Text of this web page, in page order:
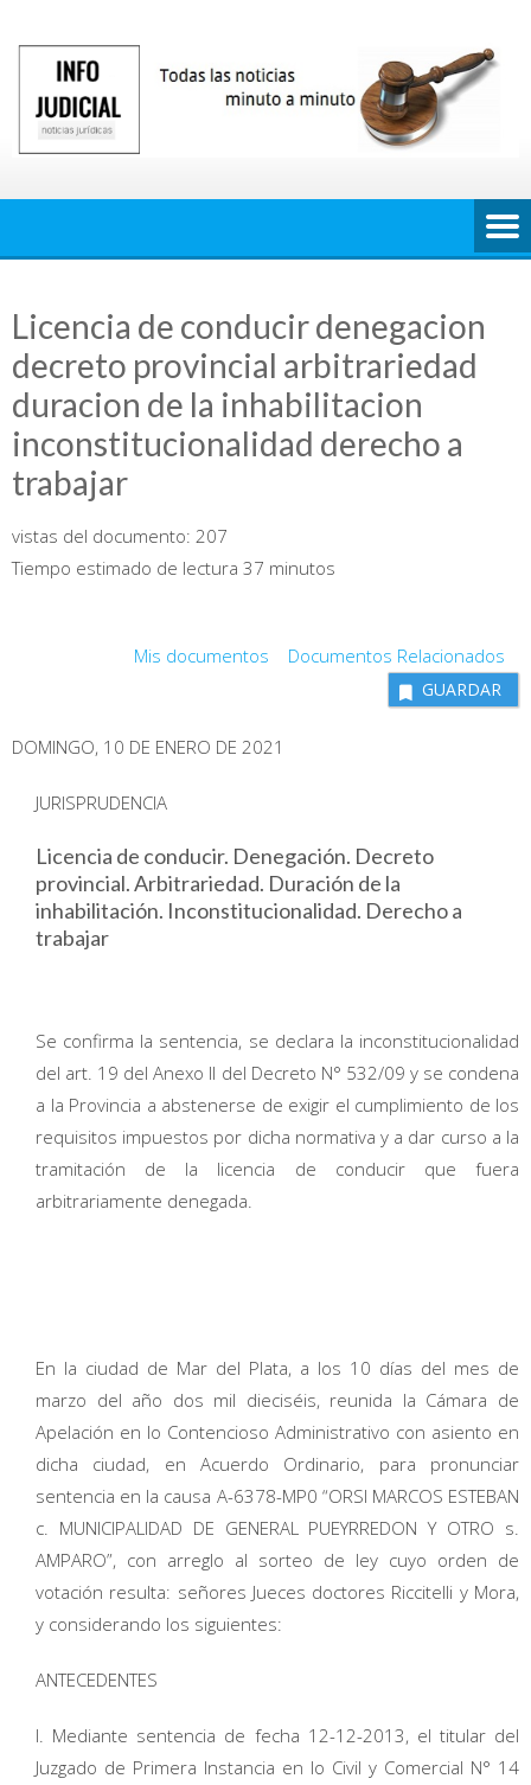
contenido
Licencia de conducir denegacion
decreto provincial arbitrariedad
duracion de la inhabilitacion
inconstitucionalidad derecho a
trabajar
vistas del documento: 207
Tiempo estimado de lectura 37 minutos
Mis documentos Documentos Relacionados
GUARDAR
DOMINGO, 10 DE ENERO DE 2021
JURISPRUDENCIA
Licencia de conducir. Denegación. Decreto
provincial. Arbitrariedad. Duración de la
inhabilitación. Inconstitucionalidad. Derecho a
trabajar
Se confirma la sentencia, se declara la inconstitucionalidad
del art. 19 del Anexo II del Decreto N° 532/09 y se condena
a la Provincia a abstenerse de exigir el cumplimiento de los
requisitos impuestos por dicha normativa y a dar curso a la
tramitación de la licencia de conducir que fuera
arbitrariamente denegada.
En la ciudad de Mar del Plata, a los 10 días del mes de
marzo del año dos mil dieciséis, reunida la Cámara de
Apelación en lo Contencioso Administrativo con asiento en
dicha ciudad, en Acuerdo Ordinario, para pronunciar
sentencia en la causa A-6378-MP0 “ORSI MARCOS ESTEBAN
c. MUNICIPALIDAD DE GENERAL PUEYRREDON Y OTRO s.
AMPARO”, con arreglo al sorteo de ley cuyo orden de
votación resulta: señores Jueces doctores Riccitelli y Mora,
y considerando los siguientes:
ANTECEDENTES
I. Mediante sentencia de fecha 12-12-2013, el titular del
Juzgado de Primera Instancia en lo Civil y Comercial N° 14